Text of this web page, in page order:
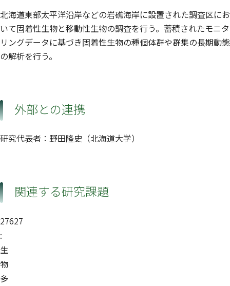
北海道東部太平洋沿岸などの岩礁海岸に設置された調査区にお
いて固着性生物と移動性生物の調査を行う。蓄積されたモニタ
リングデータに基づき固着性生物の種個体群や群集の長期動態
の解析を行う。
外部との連携
研究代表者：野田隆史（北海道大学）
関連する研究課題
27627
:
生
物
多